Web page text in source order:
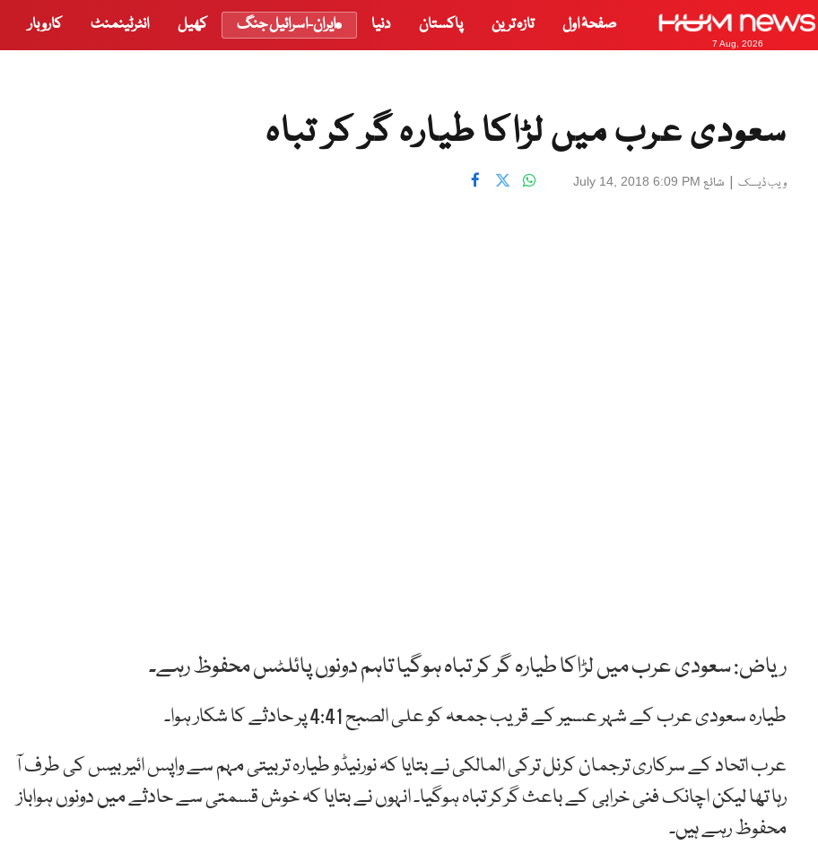
7 Aug, 2026
صفحۂ اول تازہ ترین پاکستان دنیا ایران-اسرائیل جنگ کھیل انٹرٹینمنٹ کاروبار
سعودی عرب میں لڑاکا طیارہ گر کر تباہ
ویب ڈیسک | شائع July 14, 2018 6:09 PM
ریاض: سعودی عرب میں لڑاکا طیارہ گر کر تباہ ہوگیا تاہم دونوں پائلٹس محفوظ رہے۔
طیارہ سعودی عرب کے شہر عسیر کے قریب جمعہ کو علی الصبح 4:41 پر حادثے کا شکار ہوا۔
عرب اتحاد کے سرکاری ترجمان کرنل ترکی المالکی نے بتایا کہ نورنیڈو طیارہ تربیتی مہم سے واپس ائیر بیس کی طرف آ
رہا تھا لیکن اچانک فنی خرابی کے باعث گرکر تباہ ہوگیا۔ انہوں نے بتایا کہ خوش قسمتی سے حادثے میں دونوں ہواباز
محفوظ رہے ہیں۔